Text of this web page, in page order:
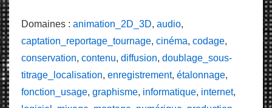
Domaines : animation_2D_3D, audio,
captation_reportage_tournage, cinéma, codage,
conservation, contenu, diffusion, doublage_sous-
titrage_localisation, enregistrement, étalonnage,
fonction_usage, graphisme, informatique, internet,